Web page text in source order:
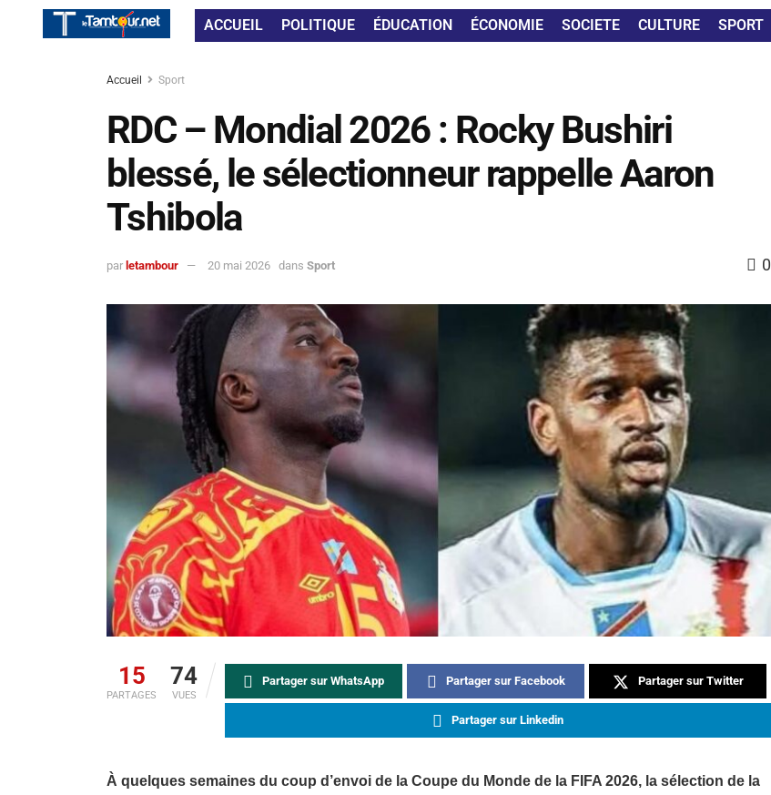
ACCUEIL POLITIQUE ÉDUCATION ÉCONOMIE SOCIETE CULTURE SPORT
Accueil Sport
RDC – Mondial 2026 : Rocky Bushiri
blessé, le sélectionneur rappelle Aaron
Tshibola
par letambour 20 mai 2026 dans Sport 0
15
PARTAGES
74
VUES
Partager sur WhatsApp Partager sur Facebook Partager sur Twitter
Partager sur Linkedin
À quelques semaines du coup d’envoi de la Coupe du Monde de la FIFA 2026, la sélection de la